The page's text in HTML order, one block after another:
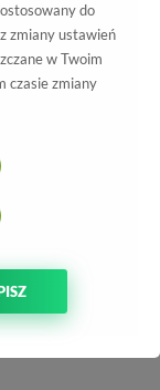
24
400.Prz
do
zmiany ustawień
w Twoim
czasie zmiany